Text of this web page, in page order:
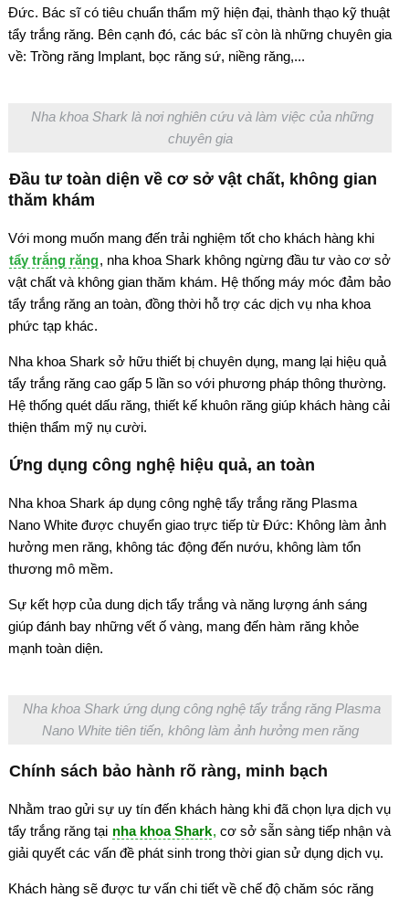
Đức. Bác sĩ có tiêu chuẩn thẩm mỹ hiện đại, thành thạo kỹ thuật
tẩy trắng răng. Bên cạnh đó, các bác sĩ còn là những chuyên gia
về: Trồng răng Implant, bọc răng sứ, niềng răng,...
Nha khoa Shark là nơi nghiên cứu và làm việc của những
chuyên gia
Đầu tư toàn diện về cơ sở vật chất, không gian
thăm khám
Với mong muốn mang đến trải nghiệm tốt cho khách hàng khi
tẩy trắng răng, nha khoa Shark không ngừng đầu tư vào cơ sở
vật chất và không gian thăm khám. Hệ thống máy móc đảm bảo
tẩy trắng răng an toàn, đồng thời hỗ trợ các dịch vụ nha khoa
phức tạp khác.
Nha khoa Shark sở hữu thiết bị chuyên dụng, mang lại hiệu quả
tẩy trắng răng cao gấp 5 lần so với phương pháp thông thường.
Hệ thống quét dấu răng, thiết kế khuôn răng giúp khách hàng cải
thiện thẩm mỹ nụ cười.
Ứng dụng công nghệ hiệu quả, an toàn
Nha khoa Shark áp dụng công nghệ tẩy trắng răng Plasma
Nano White được chuyển giao trực tiếp từ Đức: Không làm ảnh
hưởng men răng, không tác động đến nướu, không làm tổn
thương mô mềm.
Sự kết hợp của dung dịch tẩy trắng và năng lượng ánh sáng
giúp đánh bay những vết ố vàng, mang đến hàm răng khỏe
mạnh toàn diện.
Nha khoa Shark ứng dụng công nghệ tẩy trắng răng Plasma
Nano White tiên tiến, không làm ảnh hưởng men răng
Chính sách bảo hành rõ ràng, minh bạch
Nhằm trao gửi sự uy tín đến khách hàng khi đã chọn lựa dịch vụ
tẩy trắng răng tại nha khoa Shark, cơ sở sẵn sàng tiếp nhận và
giải quyết các vấn đề phát sinh trong thời gian sử dụng dịch vụ.
Khách hàng sẽ được tư vấn chi tiết về chế độ chăm sóc răng